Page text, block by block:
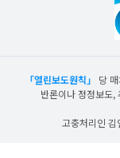
「열린보도원칙」
당
반론이나 정정보도,
고충처리인